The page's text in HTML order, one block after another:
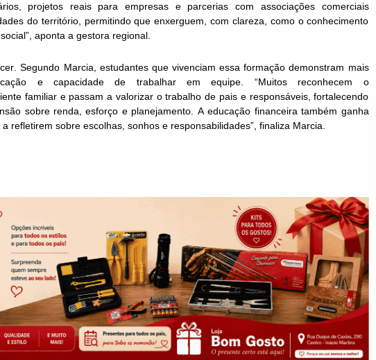
projetos reais para empresas e parcerias com associações comerciais
do território, permitindo que enxerguem, com clareza, como o conhecimento
aponta a gestora regional.
Segundo Marcia, estudantes que vivenciam essa formação demonstram mais
e capacidade de trabalhar em equipe. “Muitos reconhecem o
familiar e passam a valorizar o trabalho de pais e responsáveis, fortalecendo
sobre renda, esforço e planejamento. A educação financeira também ganha
refletirem sobre escolhas, sonhos e responsabilidades”, finaliza Marcia.